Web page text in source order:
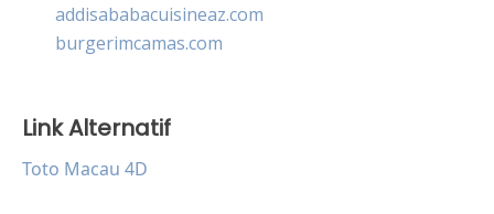
addisababacuisineaz.com
burgerimcamas.com
Link Alternatif
Toto Macau 4D